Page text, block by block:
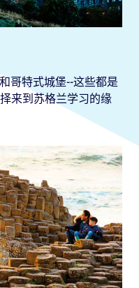
哥特式城堡--这些都是
来到苏格兰学习的缘